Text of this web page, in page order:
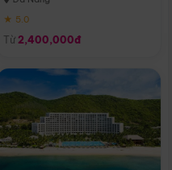
★ 5.0
Từ 2,400,000đ